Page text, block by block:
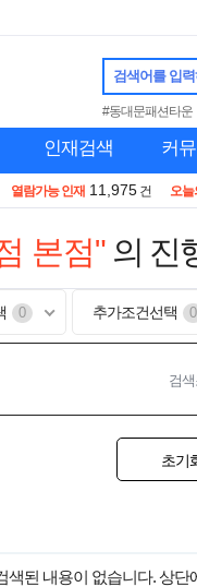
검색어를 입
#동대문패션타운
인재검색 커
열람가능 인재 11,975 건 오늘
본점" 의 진
0 추가조건선택 0
검
초기
색된 내용이 없습니다. 상